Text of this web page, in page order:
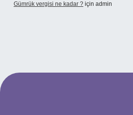
Gümrük vergisi ne kadar ? için admin
giriş adresi